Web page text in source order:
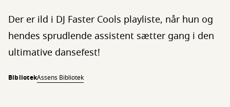
Der er ild i DJ Faster Cools playliste, når hun og
hendes sprudlende assistent sætter gang i den
ultimative dansefest!
BibliotekAssens Bibliotek